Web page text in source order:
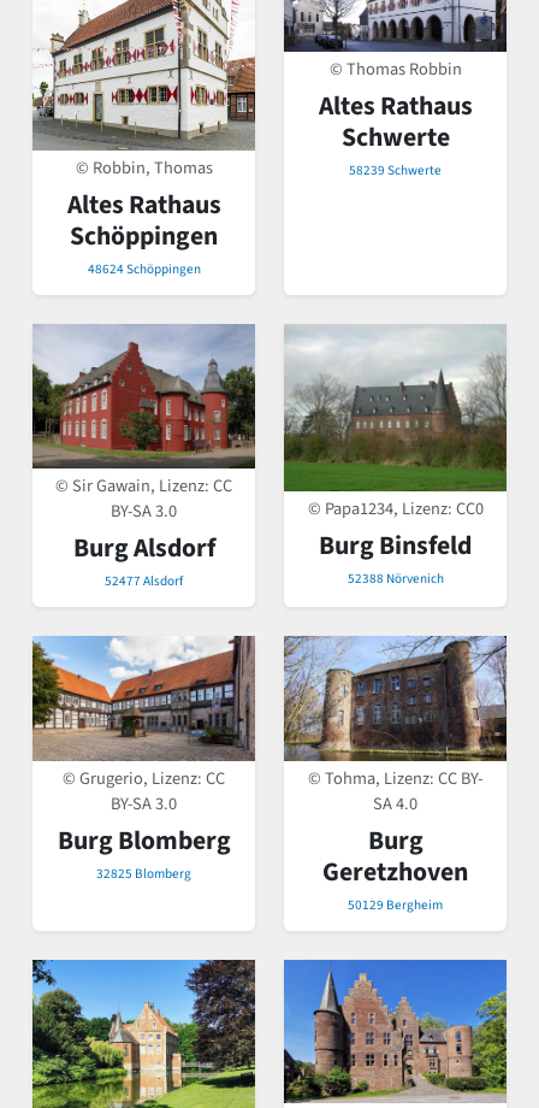
© Robbin, Thomas
Altes Rathaus
Schöppingen
48624 Schöppingen
© Thomas Robbin
Altes Rathaus
Schwerte
58239 Schwerte
© Sir Gawain, Lizenz:CC
BY-SA 3.0
Burg Alsdorf
52477 Alsdorf
© Papa1234, Lizenz:CC0
Burg Binsfeld
52388 Nörvenich
© Grugerio, Lizenz:CC
BY-SA 3.0
Burg Blomberg
32825 Blomberg
© Tohma, Lizenz:CC BY-
SA 4.0
Burg
Geretzhoven
50129 Bergheim